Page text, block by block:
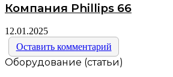
Компания Phillips 66
12.01.2025
Оставить комментарий
Оборудование (статьи)